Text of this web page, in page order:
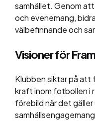
samhället. Genom
och evenemang,
välbefinnande och
Visioner för
Klubben siktar på
kraft inom fotbollen i
förebild när det